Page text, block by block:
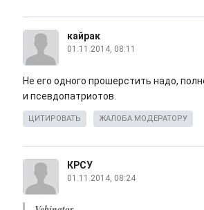
кайрак
01.11.2014, 08:11
Не его одного прошерстить надо,
и псевдопатриотов.
ЦИТИРОВАТЬ ЖАЛОБА МОДЕРАТОРУ
КРСУ
01.11.2014, 08:24